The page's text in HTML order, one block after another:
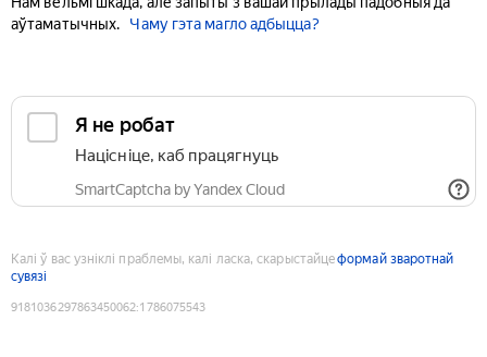
аўтаматычных.
Чаму гэта магло адбыцца?
Я не робат
Націсніце, каб працягнуць
SmartCaptcha by Yandex Cloud
Калі ў вас узніклі праблемы, калі ласка, скарыстайцеформай зваротнай
сувязі
9181036297863450062:1786075543